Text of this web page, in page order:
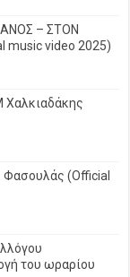
– ΣΤΟΝ
music video 2025)
Χαλκιαδάκης
Φασουλάς (Official
του ωραρίου